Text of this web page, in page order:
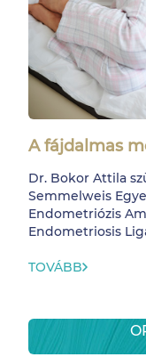
A fájdalmas
Dr. Bokor Attila
Semmelweis
Endometriózis
Endometriosis
klinikai és
TOVÁBB